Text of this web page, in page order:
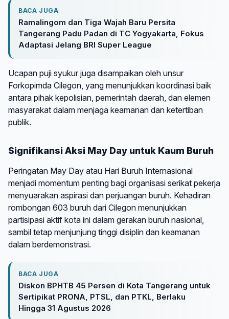
BACA JUGA
Ramalingom dan Tiga Wajah Baru Persita
Tangerang Padu Padan di TC Yogyakarta, Fokus
Adaptasi Jelang BRI Super League
Ucapan puji syukur juga disampaikan oleh unsur
Forkopimda Cilegon, yang menunjukkan koordinasi baik
antara pihak kepolisian, pemerintah daerah, dan elemen
masyarakat dalam menjaga keamanan dan ketertiban
publik.
Signifikansi Aksi May Day untuk Kaum Buruh
Peringatan May Day atau Hari Buruh Internasional
menjadi momentum penting bagi organisasi serikat pekerja
menyuarakan aspirasi dan perjuangan buruh. Kehadiran
rombongan 603 buruh dari Cilegon menunjukkan
partisipasi aktif kota ini dalam gerakan buruh nasional,
sambil tetap menjunjung tinggi disiplin dan keamanan
dalam berdemonstrasi.
BACA JUGA
Diskon BPHTB 45 Persen di Kota Tangerang untuk
Sertipikat PRONA, PTSL, dan PTKL, Berlaku
Hingga 31 Agustus 2026